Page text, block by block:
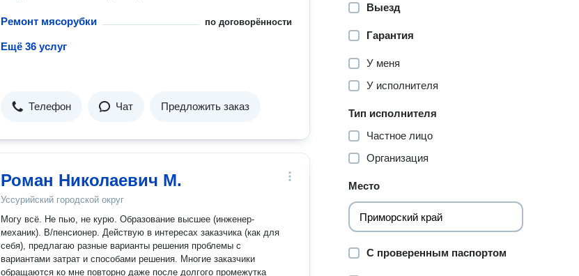
Ремонт мясорубки по договорённости
Ещё 36 услуг
Телефон Чат Предложить заказ
Роман Николаевич М.
Уссурийский городской округ
Могу всё. Не пью, не курю. Образование высшее (инженер-
механик). В/пенсионер. Действую в интересах заказчика (как для
себя), предлагаю разные варианты решения проблемы с
вариантами затрат и способами решения. Многие заказчики
обращаются ко мне повторно даже после долгого промежутка
Выезд
Гарантия
У меня
У исполнителя
Тип исполнителя
Частное лицо
Организация
Место
С проверенным паспортом